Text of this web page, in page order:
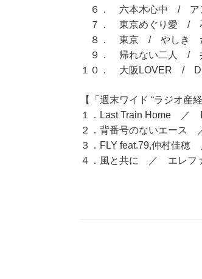
６． 六本木心中 / ア
７． 東京めぐり愛 / 石
８． 東京 / やしき
９． 帰れない二人 /
１０． 大阪LOVER /
【「週末ワイド “ラジオ産
１．Last Train Home ／
２．背番号のないエース
３．FLY feat.79,仲村佳
４．風と共に ／ エレフ